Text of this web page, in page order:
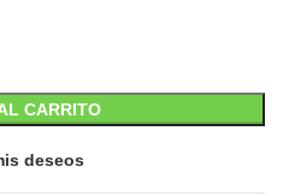
CARRITO
deseos